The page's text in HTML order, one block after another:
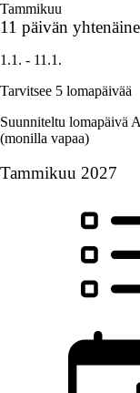
Tammikuu
11 päivän
1.1. - 11.1.
Tarvitsee 5 lomapäivää
Suunniteltu lomapäivä
(monilla vapaa)
Tammikuu 2027